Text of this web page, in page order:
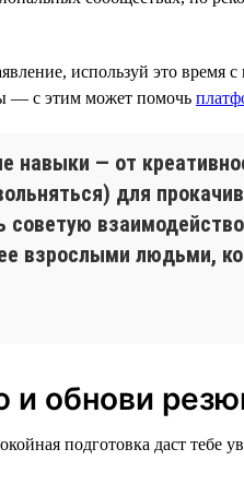
используй это время
— с этим может помочь
навыки — от
для
взрослыми людьми,
и обнови
подготовка даст